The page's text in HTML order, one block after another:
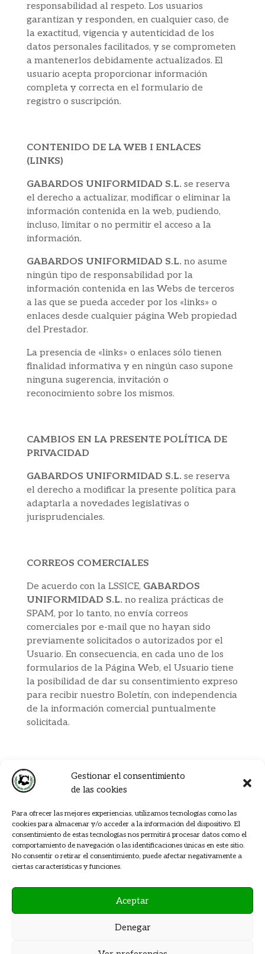
Gestionar el consentimiento
de las cookies
Para ofrecer las mejores experiencias, utilizamos tecnologías como las
cookies para almacenar y/o acceder a la información del dispositivo. El
consentimiento de estas tecnologías nos permitirá procesar datos como el
comportamiento de navegación o las identificaciones únicas en este sitio.
No consentir o retirar el consentimiento, puede afectar negativamente a
ciertas características y funciones.
Aceptar
Denegar
responsabilidad al respeto. Los usuarios
garantizan y responden, en cualquier caso, de
la exactitud, vigencia y autenticidad de los
datos personales facilitados, y se comprometen
a mantenerlos debidamente actualizados. El
usuario acepta proporcionar información
completa y correcta en el formulario de
registro o suscripción.
CONTENIDO DE LA WEB I ENLACES
(LINKS)
GABARDOS UNIFORMIDAD S.L. se reserva
el derecho a actualizar, modificar o eliminar la
información contenida en la web, pudiendo,
incluso, limitar o no permitir el acceso a la
información.
GABARDOS UNIFORMIDAD S.L. no asume
ningún tipo de responsabilidad por la
información contenida en las Webs de terceros
a las que se pueda acceder por los «links» o
enlaces desde cualquier página Web propiedad
del Prestador.
La presencia de «links» o enlaces sólo tienen
finalidad informativa y en ningún caso supone
ninguna sugerencia, invitación o
reconocimiento sobre los mismos.
CAMBIOS EN LA PRESENTE POLÍTICA DE
PRIVACIDAD
GABARDOS UNIFORMIDAD S.L. se reserva
el derecho a modificar la presente política para
adaptarla a novedades legislativas o
jurisprudenciales.
CORREOS COMERCIALES
De acuerdo con la LSSICE, GABARDOS
UNIFORMIDAD S.L. no realiza prácticas de
SPAM, por lo tanto, no envía correos
comerciales por e-mail que no hayan sido
previamente solicitados o autorizados por el
Usuario. En consecuencia, en cada uno de los
formularios de la Página Web, el Usuario tiene
la posibilidad de dar su consentimiento expreso
para recibir nuestro Boletín, con independencia
de la información comercial puntualmente
solicitada.
LEGISLACIÓN
A todos los efectos las relaciones entre
Usuarios de sus servicios telemáticos, presentes
en esta Web, están sometidos a la legislación y
jurisdicción española a la que se someten
expresamente las partes, siendo competentes
por la resolución de todos los conflictos
derivados o relacionados con su uso los
Juzgados y Tribunales.